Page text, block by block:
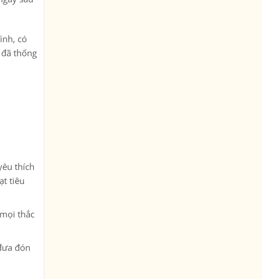
có
thống
thích
tiêu
thắc
đón